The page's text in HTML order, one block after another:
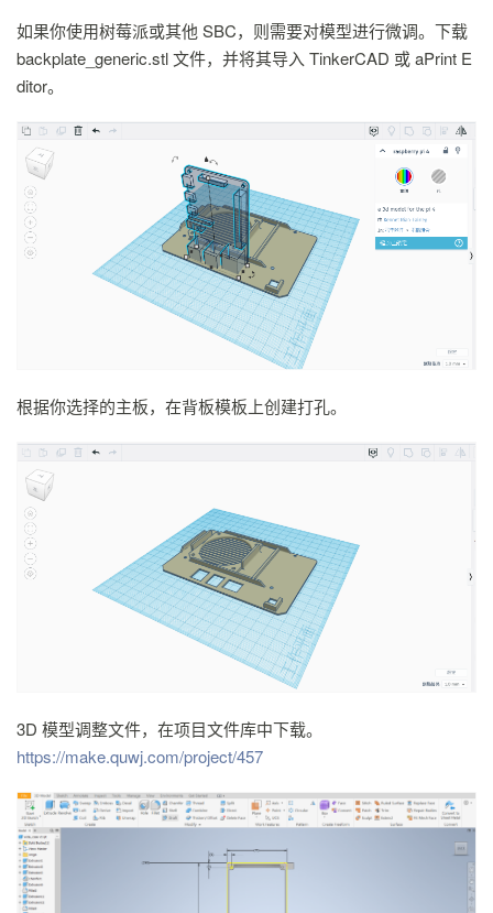
如果你使用树莓派或其他 SBC，则需要对模型进行微调。下载
backplate_generic.stl 文件，并将其导入 TinkerCAD 或 aPrint E
ditor。
根据你选择的主板，在背板模板上创建打孔。
3D 模型调整文件，在项目文件库中下载。
https://make.quwj.com/project/457